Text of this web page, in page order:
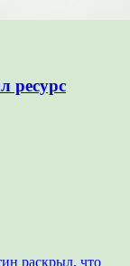
ресурс
раскрыл, что